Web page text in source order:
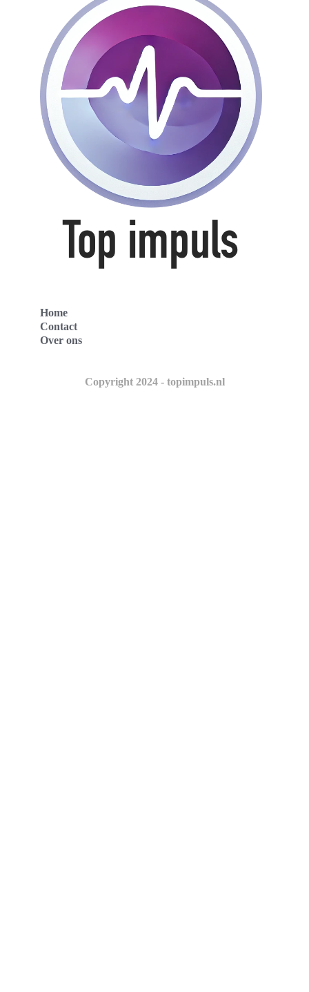
Home
Contact
Over ons
Copyright 2024 - topimpuls.nl